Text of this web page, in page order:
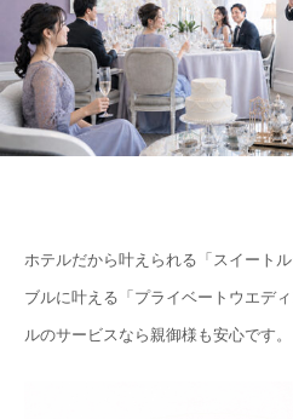
ホテルだから叶えられる「スイート
ブルに叶える「プライベートウエデ
ルのサービスなら親御様も安心です。